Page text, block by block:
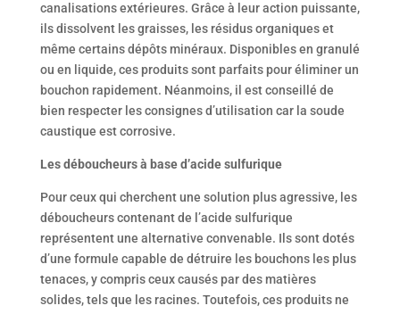
canalisations extérieures. Grâce à leur action puissante,
ils dissolvent les graisses, les résidus organiques et
même certains dépôts minéraux. Disponibles en granulé
ou en liquide, ces produits sont parfaits pour éliminer un
bouchon rapidement. Néanmoins, il est conseillé de
bien respecter les consignes d’utilisation car la soude
caustique est corrosive.
Les déboucheurs à base d’acide sulfurique
Pour ceux qui cherchent une solution plus agressive, les
déboucheurs contenant de l’acide sulfurique
représentent une alternative convenable. Ils sont dotés
d’une formule capable de détruire les bouchons les plus
tenaces, y compris ceux causés par des matières
solides, tels que les racines. Toutefois, ces produits ne